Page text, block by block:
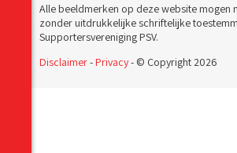
Alle beeldmerken op deze website mogen
zonder uitdrukkelijke schriftelijke
Supportersvereniging PSV.
Disclaimer-Privacy- © Copyright 2026